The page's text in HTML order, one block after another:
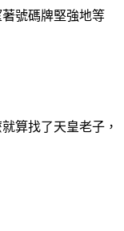
號碼牌堅強地等
算找了天皇老子，